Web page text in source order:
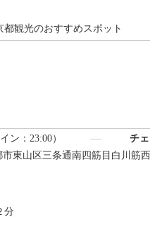
観光のおすすめスポット
ン：23:00） チ
市東山区三条通南四筋目白川
分